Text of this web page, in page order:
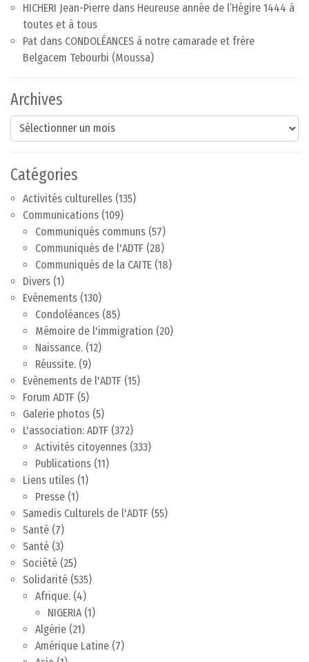
HICHERI Jean-Pierre dans Heureuse année de l’Hégire 1444 à
toutes et à tous
Pat dans CONDOLÉANCES à notre camarade et frère
Belgacem Tebourbi (Moussa)
Archives
Archives
Catégories
Activités culturelles (135)
Communications (109)
Communiqués communs (57)
Communiqués de l'ADTF (28)
Communiqués de la CAITE (18)
Divers (1)
Evénements (130)
Condoléances (85)
Mémoire de l'immigration (20)
Naissance. (12)
Réussite. (9)
Evènements de l'ADTF (15)
Forum ADTF (5)
Galerie photos (5)
L'association: ADTF (372)
Activités citoyennes (333)
Publications (11)
Liens utiles (1)
Presse (1)
Samedis Culturels de l'ADTF (55)
Santé (7)
Santé (3)
Société (25)
Solidarité (535)
Afrique. (4)
NIGERIA(1)
Algérie (21)
Amérique Latine (7)